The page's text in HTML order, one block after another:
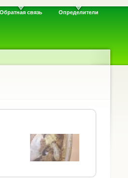
Обратная связь Определители